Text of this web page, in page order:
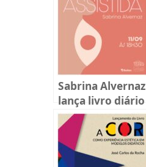
Sabrina Alvernaz
lança livro diário
sobre
reprodução
humana em
Florianópolis